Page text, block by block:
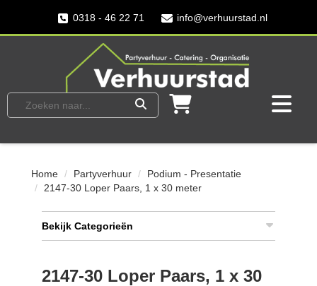
0318 - 46 22 71 info@verhuurstad.nl
Home Partyverhuur
Podium - Presentatie
2147-30 Loper Paars, 1 x 30 meter
Bekijk Categorieën
2147-30 Loper Paars, 1 x 30